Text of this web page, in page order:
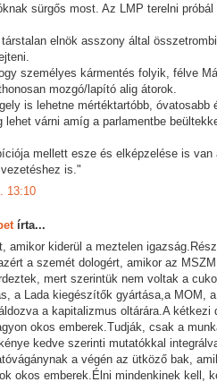
sürgős most. Az LMP terelni
elnök asszony által
személyes kármentés folyik, félve
mozgó/lapító alig átorok.
is lehetne mértéktartóbb, óvatosabb
lehet várni amíg a parlamentbe
mellett esze és elképzelése is
is."
13:10
írta...
amikor kiderül a meztelen
a szemét dologért, amikor az
mert szerintük nem voltak a
a Lada kiegészítők gyártása,a MOM,
a kapitalizmus oltárára.A
okos emberek.Tudják, csak a
kedve szerinti mutatókkal
a végén az ütköző bak,
okos emberek.Élni mindenkinek kell,